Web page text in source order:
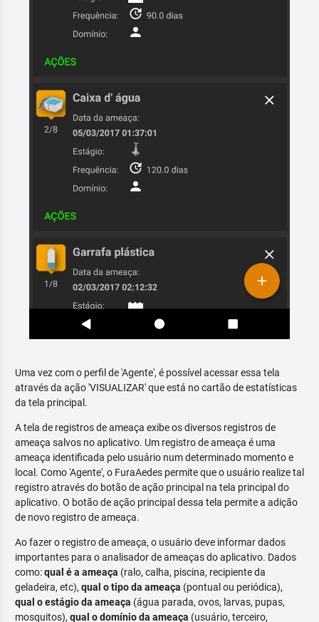
Uma vez com o perfil de 'Agente', é possível acessar essa tela
através da ação 'VISUALIZAR' que está no cartão de estatísticas
da tela principal.
A tela de registros de ameaça exibe os diversos registros de
ameaça salvos no aplicativo. Um registro de ameaça é uma
ameaça identificada pelo usuário num determinado momento e
local. Como 'Agente', o FuraAedes permite que o usuário realize tal
registro através do botão de ação principal na tela principal do
aplicativo. O botão de ação principal dessa tela permite a adição
de novo registro de ameaça.
Ao fazer o registro de ameaça, o usuário deve informar dados
importantes para o analisador de ameaças do aplicativo. Dados
como:qual é a ameaça (ralo, calha, piscina, recipiente da
geladeira, etc), qual o tipo da ameaça (pontual ou periódica),
qual o estágio da ameaça (água parada, ovos, larvas, pupas,
mosquitos), qual o domínio da ameaça (usuário, terceiro,